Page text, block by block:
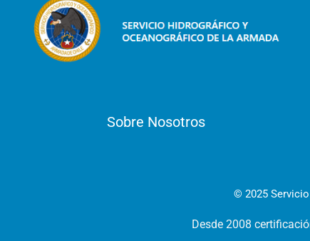
Sobre Nosotros
© 2025
Desde 2008